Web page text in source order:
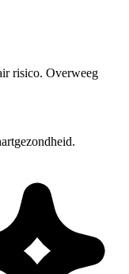
risico. Overweeg